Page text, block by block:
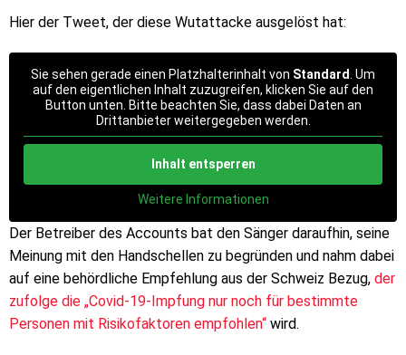
Hier der Tweet, der diese Wutattacke ausgelöst hat:
Sie sehen gerade einen Platzhalterinhalt von Standard . Um
auf den eigentlichen Inhalt zuzugreifen, klicken Sie auf den
Button unten. Bitte beachten Sie, dass dabei Daten an
Drittanbieter weitergegeben werden.
Inhalt entsperren
Weitere Informationen
Der Betreiber des Accounts bat den Sänger daraufhin, seine
Meinung mit den Handschellen zu begründen und nahm dabei
auf eine behördliche Empfehlung aus der Schweiz Bezug, der
zufolge die „Covid-19-Impfung nur noch für bestimmte
Personen mit Risikofaktoren empfohlen“ wird.